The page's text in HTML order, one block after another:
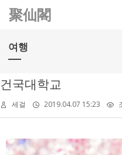
聚仙閣
여행
건국대학교
세걸 2019.04.07 15:23